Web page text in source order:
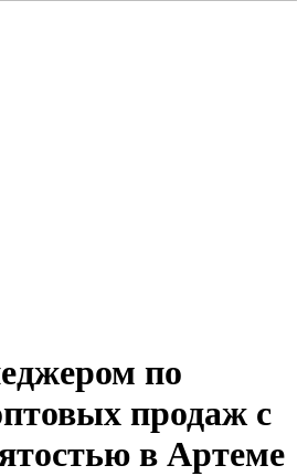
по
продаж с
в Артеме